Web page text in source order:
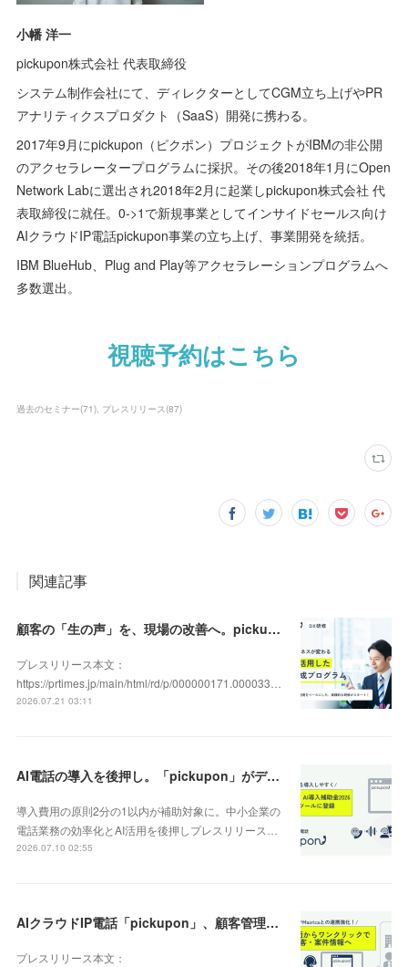
小幡 洋一
pickupon株式会社 代表取締役
システム制作会社にて、ディレクターとしてCGM立ち上げやPR
アナリティクスプロダクト（SaaS）開発に携わる。
2017年9月にpickupon（ピクポン）プロジェクトがIBMの非公開
のアクセラレータープログラムに採択。その後2018年1月にOpen
Network Labに選出され2018年2月に起業しpickupon株式会社 代
表取締役に就任。0->1で新規事業としてインサイドセールス向け
AIクラウドIP電話pickupon事業の立ち上げ、事業開発を統括。
IBM BlueHub、Plug and Play等アクセラレーションプログラムへ
多数選出。
視聴予約はこちら
過去のセミナー(71) プレスリリース(87)
関連記事
顧客の「生の声」を、現場の改善へ。pickupon、実践型「DX人材育成研修」の提供を開始
プレスリリース本文：
https://prtimes.jp/main/html/rd/p/000000171.000033…
2026.07.21 03:11
AI電話の導入を後押し。「pickupon」がデジタル化・AI導入補助金2026（旧IT導入補助金）の対象ツールとして登録
導入費用の原則2分の1以内が補助対象に。中小企業の
電話業務の効率化とAI活用を後押しプレスリリース…
2026.07.10 02:55
AIクラウドIP電話「pickupon」、顧客管理システム「Mazrica」上の顧客や案件の詳細情報へワンクリックで遷移できる新機能を追加
プレスリリース本文：